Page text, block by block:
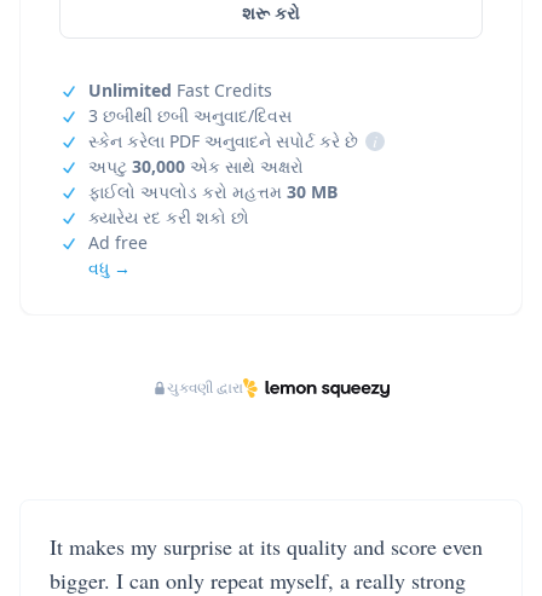
શરૂ કરો
Unlimited Fast Credits
3 છબીથી છબી અનુવાદ/દિવસ
સ્કેન કરેલા PDF અનુવાદને સપોર્ટ કરે છે
i
અપટુ 30,000 એક સાથે અક્ષરો
ફાઈલો અપલોડ કરો મહત્તમ 30 MB
ક્યારેય રદ કરી શકો છો
Ad free
વધુ →
ચુકવણી દ્વારા
It makes my surprise at its quality and score even
bigger. I can only repeat myself, a really strong